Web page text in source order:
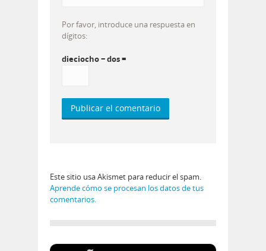
Por favor, introduce una respuesta en
dígitos:
dieciocho − dos =
Este sitio usa Akismet para reducir el spam.
Aprende cómo se procesan los datos de tus
comentarios.